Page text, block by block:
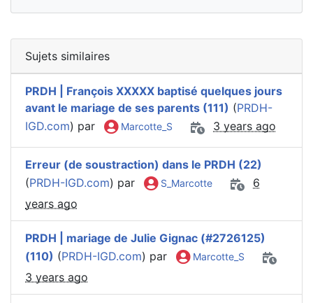
Sujets similaires
PRDH | François XXXXX baptisé quelques jours
avant le mariage de ses parents (111) (PRDH-
IGD.com) par Marcotte_S 3 years ago
Erreur (de soustraction) dans le PRDH (22)
(PRDH-IGD.com) par S_Marcotte
6
years ago
PRDH | mariage de Julie Gignac (#2726125)
(110) (PRDH-IGD.com) par Marcotte_S
3 years ago